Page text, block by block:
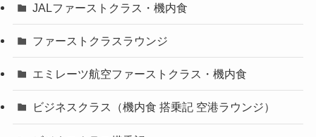
JALファーストクラス・機内食
ファーストクラスラウンジ
エミレーツ航空ファーストクラス・機内食
ビジネスクラス（機内食 搭乗記 空港ラウンジ）